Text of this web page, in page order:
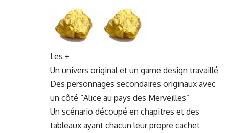
Les +
Un univers orig­i­nal et un game design travaillé
Des per­son­nages sec­ondaires orig­in­aux avec
un côté “Alice au pays des Merveilles”
Un scé­nario découpé en chapitres et des
tableaux ayant cha­cun leur pro­pre cachet